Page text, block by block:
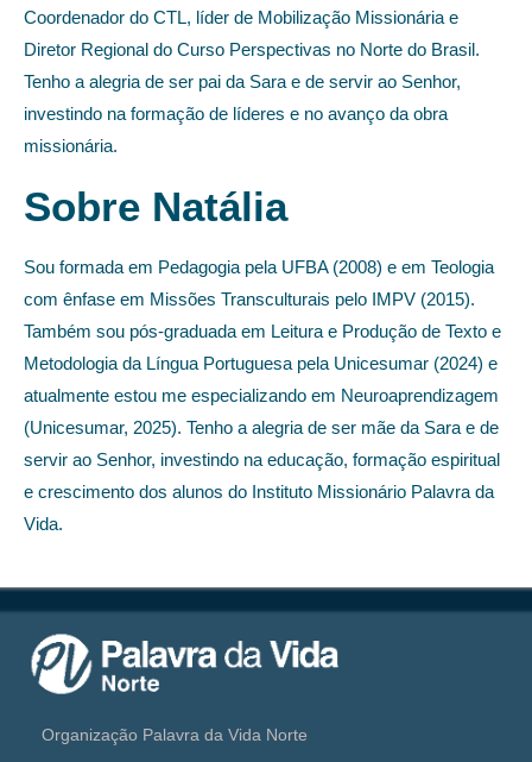
Coordenador do CTL, líder de Mobilização Missionária e
Diretor Regional do Curso Perspectivas no Norte do Brasil.
Tenho a alegria de ser pai da Sara e de servir ao Senhor,
investindo na formação de líderes e no avanço da obra
missionária.
Sobre Natália
Sou formada em Pedagogia pela UFBA (2008) e em Teologia
com ênfase em Missões Transculturais pelo IMPV (2015).
Também sou pós-graduada em Leitura e Produção de Texto e
Metodologia da Língua Portuguesa pela Unicesumar (2024) e
atualmente estou me especializando em Neuroaprendizagem
(Unicesumar, 2025). Tenho a alegria de ser mãe da Sara e de
servir ao Senhor, investindo na educação, formação espiritual
e crescimento dos alunos do Instituto Missionário Palavra da
Vida.
Organização Palavra da Vida Norte